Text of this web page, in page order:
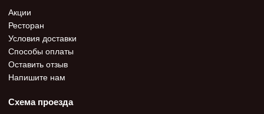
Акции
Ресторан
Условия доставки
Способы оплаты
Оставить отзыв
Напишите нам
Схема проезда